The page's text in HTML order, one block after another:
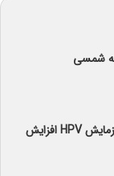
شمسی
چرا میزان تست پاپ اسمیر و آزمایش HPV افزایش